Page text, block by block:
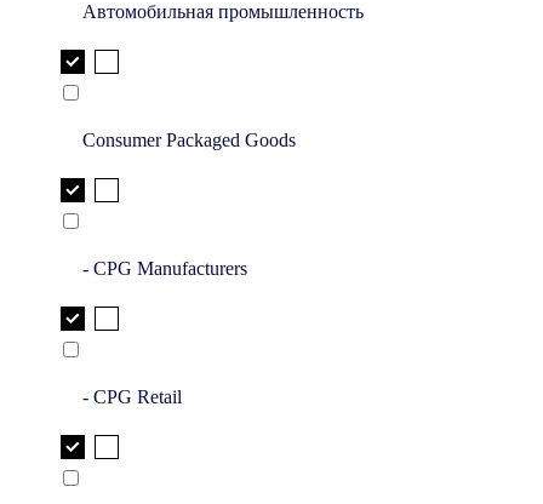
Автомобильная промышленность
Consumer Packaged Goods
- CPG Manufacturers
- CPG Retail